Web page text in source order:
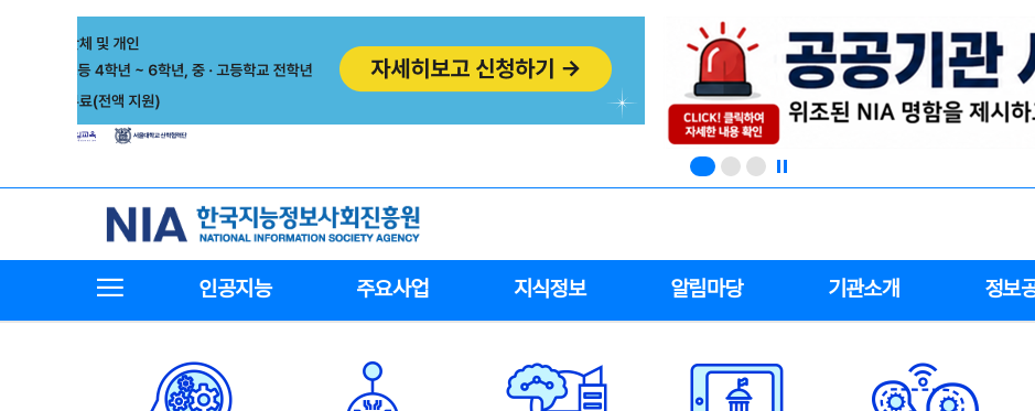
한국지능정보사회진흥원
인공지능 주요사업 지식정보 알림마당 기관소개 정보
한국지능정보사회진흥원 주요사업